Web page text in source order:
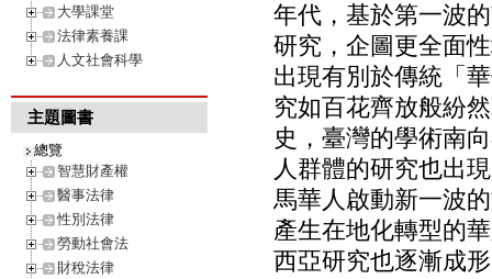
大學課堂
法律素養課
人文社會科學
主題圖書
總覽
智慧財產權
醫事法律
性別法律
勞動社會法
財稅法律
年代，基於第一波
研究，企圖更全面
出現有別於傳統「
究如百花齊放般紛
史，臺灣的學術南
人群體的研究也出
馬華人啟動新一波
產生在地化轉型的
西亞研究也逐漸成